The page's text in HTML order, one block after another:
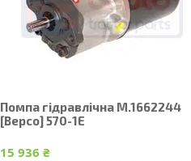
Помпа гідравлічна M.1662244
[Bepco] 570-1E
15 936 ₴